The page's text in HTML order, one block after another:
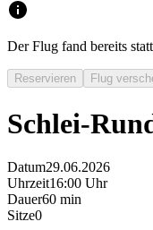
Der Flug fand bereits statt
Reservieren Flug
Schlei-
Datum29.06.2026
Uhrzeit16:00 Uhr
Dauer60 min
Sitze0